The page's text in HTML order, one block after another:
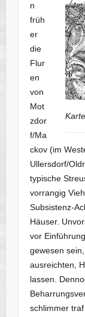
n
früh
er
die
Flur
en
von
Mot
zdor
f/Ma
ckov (im
Ullersdorf/
typische
vorrangig
Subsistenz-
Häuser.
vor
gewesen
ausreichten,
lassen.
schlimmer